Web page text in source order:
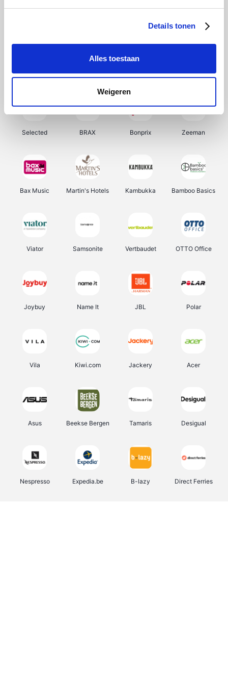
Details tonen
Alles toestaan
Weigeren
Samsung My Jewellery Delonghi Tennis Point
Selected BRAX Bonprix Zeeman
Bax Music Martin's Hotels Kambukka Bamboo Basics
Viator Samsonite Vertbaudet OTTO Office
Joybuy Name It JBL Polar
Vila Kiwi.com Jackery Acer
Asus Beekse Bergen Tamaris Desigual
Nespresso Expedia.be B-lazy Direct Ferries